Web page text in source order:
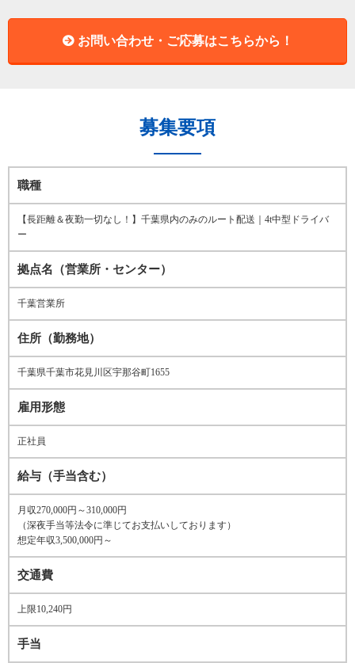
お問い合わせ・ご応募はこちらから！
募集要項
職種
【長距離＆夜勤一切なし！】千葉県内のみのルート配送｜4t中型ドライバ
ー
拠点名（営業所・センター）
千葉営業所
住所（勤務地）
千葉県千葉市花見川区宇那谷町1655
雇用形態
正社員
給与（手当含む）
月収270,000円～310,000円
（深夜手当等法令に準じてお支払いしております）
想定年収3,500,000円～
交通費
上限10,240円
手当